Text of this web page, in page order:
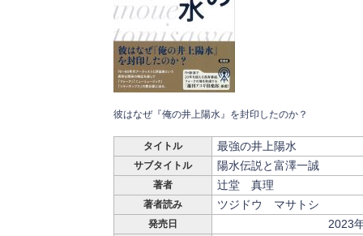
彼はなぜ『俺の井上陽水』を封印したのか？
タイトル 最強の井上陽水
サブタイトル 陽水伝説と富澤一誠
著者 辻堂 真理
著者読み ツジドウ マサトシ
発売日 2023